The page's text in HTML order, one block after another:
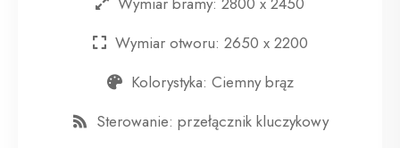
Wymiar otworu: 2650 x 2200
Kolorystyka: Ciemny brąz
Sterowanie: przełącznik kluczykowy